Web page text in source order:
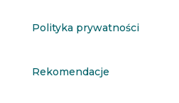
Polityka prywatności
Rekomendacje